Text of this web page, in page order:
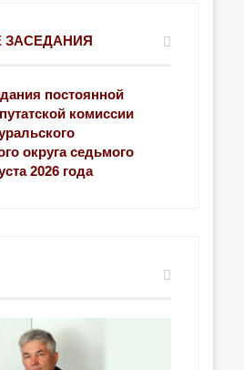
постоянной
комиссии
округа седьмого
2026 года